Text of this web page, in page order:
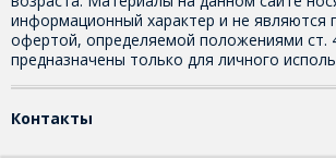
информационный характер и не являются
офертой, определяемой положениями ст.
предназначены только для личного
Контакты